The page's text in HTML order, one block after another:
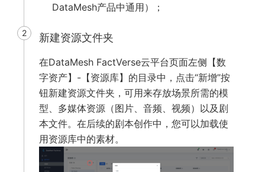
DataMesh产品中通用）；
2 新建资源文件夹
在DataMesh FactVerse云平台页面左侧【数
字资产】-【资源库】的目录中，点击“新增”按
钮新建资源文件夹，可用来存放场景所需的模
型、多媒体资源（图片、音频、视频）以及剧
本文件。在后续的剧本创作中，您可以加载使
用资源库中的素材。